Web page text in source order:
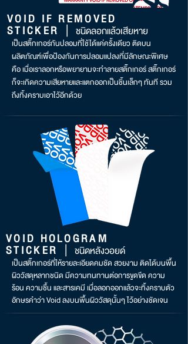
VOID IF REMOVED
STICKER | ชนิดลอกแล้วเสียหาย
เป็นสติ๊กเกอร์กันปลอมที่ใช้ได้แค่ครั้งเดียว ติดบน
ผลิตภัณฑ์เพื่อป้องกันการปลอมแปลงที่มีลักษณะพิเศษ
คือ เมื่อเราลอกหรือพยายามจะทำลายสติ๊กเกอร์ สติ๊กเกอร์
ก็จะเกิดความเสียหายและแตกออกเป็นชิ้นเล็กๆ ทันที รวม
ถึงทิ้งคราบเอาไว้อีกด้วย
VOID HOLOGRAM
STICKER | ชนิดหลังวอยด์
เป็นสติ๊กเกอร์ที่ให้รายละเอียดคมชัด สวยงาม ติดได้บนพื้น
ผิววัสดุหลากชนิด มีความทนทานต่อการขูดขีด ความ
ร้อน ความชื้น และสารเคมี เมื่อลอกออกแล้วจะทิ้งคราบตัว
อักษรคำว่า Void ลงบนพื้นผิววัสดุนั้นๆ ไว้อย่างชัดเจน